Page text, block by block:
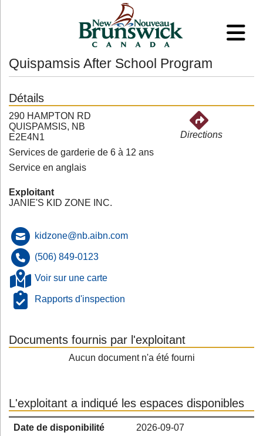
Quispamsis After School Program
Détails
290 HAMPTON RD
QUISPAMSIS, NB
E2E4N1
Directions
Services de garderie de 6 à 12 ans
Service en anglais
Exploitant
JANIE'S KID ZONE INC.
kidzone@nb.aibn.com
(506) 849-0123
Voir sur une carte
Rapports d'inspection
Documents fournis par l'exploitant
Aucun document n'a été fourni
L'exploitant a indiqué les espaces disponibles
Date de disponibilité
2026-09-07